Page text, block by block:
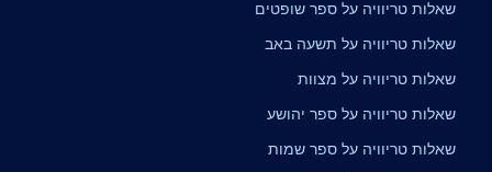
שאלות טריוויה על ספר שופטים
שאלות טריוויה על תשעה באב
שאלות טריוויה על מצוות
שאלות טריוויה על ספר יהושע
שאלות טריוויה על ספר שמות